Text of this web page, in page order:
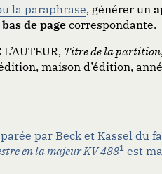
la paraphrase, générer un
de pagecorrespondante.
Titre de la partition
maison d’édition,
par Beck et Kassel du
en la majeur KV 4881est